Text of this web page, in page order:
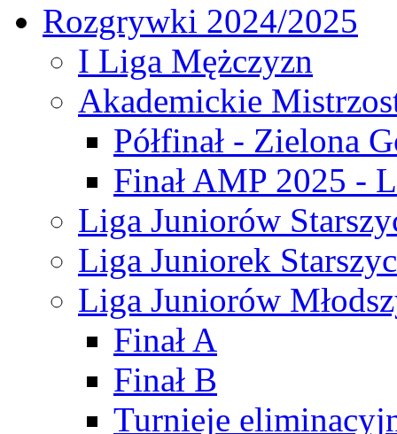
Rozgrywki 2024/2025
I Liga Mężczyzn
Akademickie
Półfinał - Zielona
Finał AMP 2025 -
Liga Juniorów
Liga Juniorek
Liga Juniorów
Finał A
Finał B
Turnieje